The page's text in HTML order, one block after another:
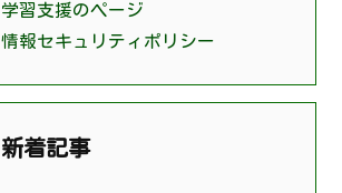
学習支援のページ
情報セキュリティポリシー
新着記事